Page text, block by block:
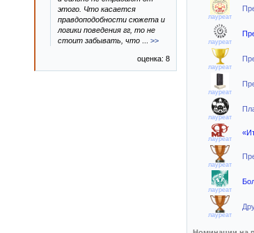
лауреат
лауреат
лауреат
лауреат
лауреат
лауреат
лауреат
лауреат
лауреат
этого. Что касается
правдоподобности сюжета и
логики поведения гг, то не
стоит забывать, что
>>
оценка: 8